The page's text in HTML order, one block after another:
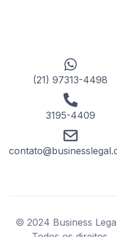
(21) 97313-4498
3195-4409
© 2024 Business Legal